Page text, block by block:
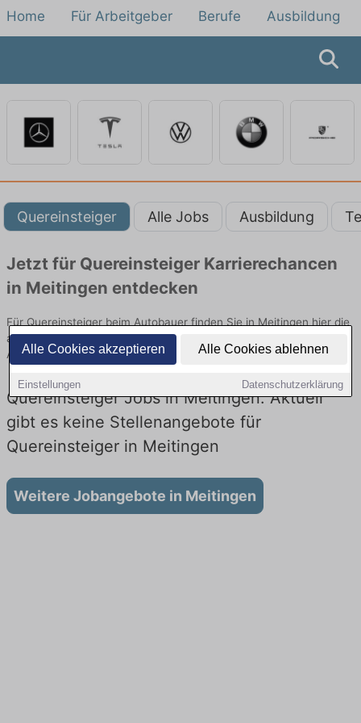
Alle Cookies akzeptieren Alle Cookies ablehnen
Einstellungen Datenschutzerklärung
Home Für Arbeitgeber Berufe Ausbildung
Quereinsteiger Alle Jobs Ausbildung
Jetzt für Quereinsteiger Karrierechancen
in Meitingen entdecken
Für Quereinsteiger beim Autobauer finden Sie in Meitingen hier die
aktuellsten Angebote. Entdecken Sie freie Optionen von Top-
Arbeitgebern und bewerben Sie sich noch heute.
Quereinsteiger Jobs in Meitingen: Aktuell
gibt es keine Stellenangebote für
Quereinsteiger in Meitingen
Weitere Jobangebote in Meitingen